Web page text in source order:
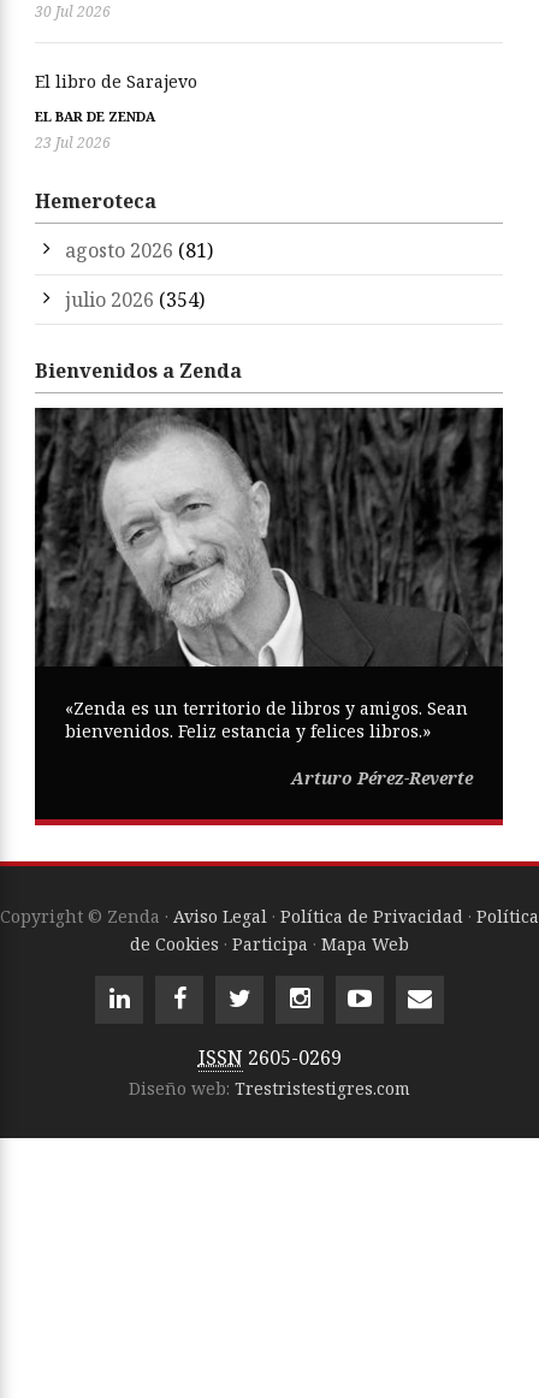
30 Jul 2026
El libro de Sarajevo
EL BAR DE ZENDA
23 Jul 2026
Hemeroteca
agosto 2026 (81)
julio 2026 (354)
Bienvenidos a Zenda
«Zenda es un territorio de libros y amigos. Sean
bienvenidos. Feliz estancia y felices libros.»
Arturo Pérez-Reverte
Copyright © Zenda · Aviso Legal · Política de Privacidad · Política
de Cookies · Participa · Mapa Web
ISSN 2605-0269
Diseño web: Trestristestigres.com